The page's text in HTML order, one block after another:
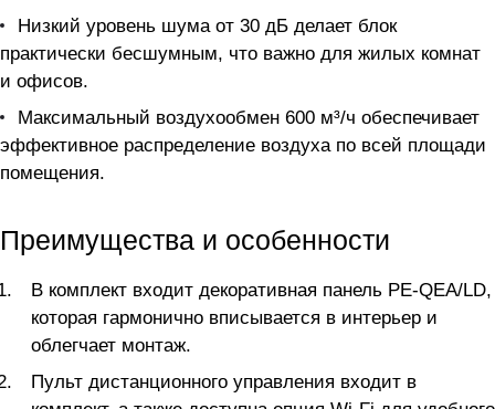
Низкий уровень шума от 30 дБ делает блок
практически бесшумным, что важно для жилых комнат
и офисов.
Максимальный воздухообмен 600 м³/ч обеспечивает
эффективное распределение воздуха по всей площади
помещения.
Преимущества и особенности
В комплект входит декоративная панель PE-QEA/LD,
которая гармонично вписывается в интерьер и
облегчает монтаж.
Пульт дистанционного управления входит в